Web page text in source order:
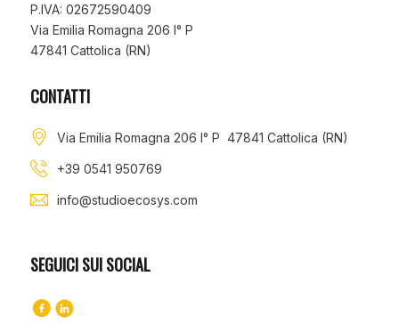
P.IVA: 02672590409
Via Emilia Romagna 206 I° P
47841 Cattolica (RN)
CONTATTI
Via Emilia Romagna 206 I° P 47841 Cattolica (RN)
+39 0541 950769
info@studioecosys.com
SEGUICI SUI SOCIAL